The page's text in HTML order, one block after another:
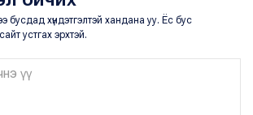
бусдад хүндэтгэлтэй хандана уу. Ёс бус
устгах эрхтэй.